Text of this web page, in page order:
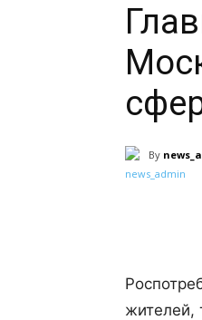
By
жителей,